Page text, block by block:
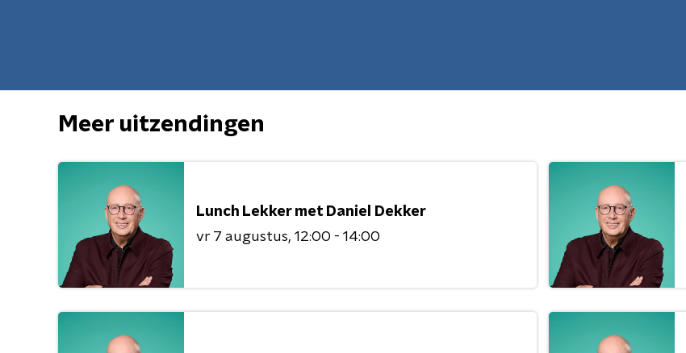
Meer uitzendingen
Lunch Lekker met Daniel Dekker
vr 7 augustus 12:00 - 14:00